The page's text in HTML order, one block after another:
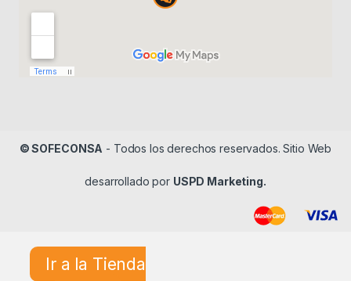
© SOFECONSA - Todos los derechos reservados. Sitio Web
desarrollado por USPD Marketing.
Ir a la Tienda